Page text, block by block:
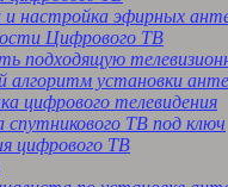
и настройка эфирных
Цифрового ТВ
подходящую
алгоритм установки
цифрового телевидения
спутникового ТВ под ключ
цифрового ТВ